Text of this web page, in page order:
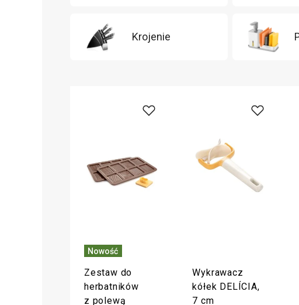
Krojenie
Nowość
Zestaw do
herbatników
z polewą
Wykrawacz
kółek DELÍCIA,
7 cm